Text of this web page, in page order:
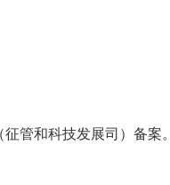
管和科技发展司）备案。